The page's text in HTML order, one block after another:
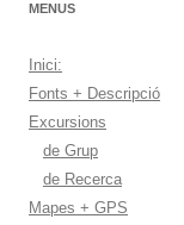
MENUS
Inici:
Fonts + Descripció
Excursions
de Grup
de Recerca
Mapes + GPS